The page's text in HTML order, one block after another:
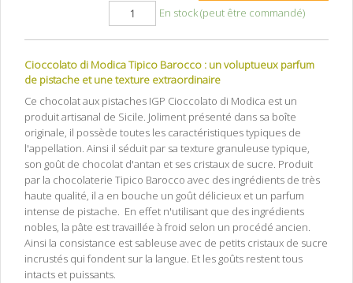
En stock (peut être commandé)
Cioccolato di Modica Tipico Barocco : un voluptueux parfum
de pistache et une texture extraordinaire
Ce chocolat aux pistaches IGP Cioccolato di Modica est un
produit artisanal de Sicile. Joliment présenté dans sa boîte
originale, il possède toutes les caractéristiques typiques de
l'appellation. Ainsi il séduit par sa texture granuleuse typique,
son goût de chocolat d'antan et ses cristaux de sucre. Produit
par la chocolaterie Tipico Barocco avec des ingrédients de très
haute qualité, il a en bouche un goût délicieux et un parfum
intense de pistache. En effet n'utilisant que des ingrédients
nobles, la pâte est travaillée à froid selon un procédé ancien.
Ainsi la consistance est sableuse avec de petits cristaux de sucre
incrustés qui fondent sur la langue. Et les goûts restent tous
intacts et puissants.